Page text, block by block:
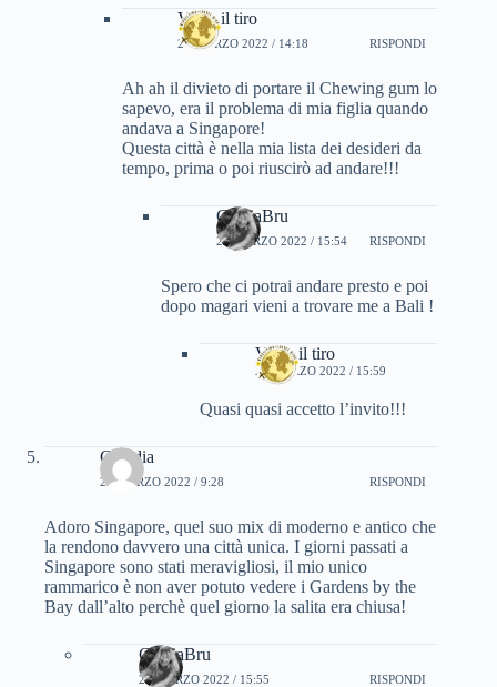
Vi do il tiro
23 MARZO 2022 / 14:18 RISPONDI
Ah ah il divieto di portare il Chewing gum lo
sapevo, era il problema di mia figlia quando
andava a Singapore!
Questa città è nella mia lista dei desideri da
tempo, prima o poi riuscirò ad andare!!!
CinziaBru
23 MARZO 2022 / 15:54 RISPONDI
Spero che ci potrai andare presto e poi
dopo magari vieni a trovare me a Bali !
Vi do il tiro
23 MARZO 2022 / 15:59
Quasi quasi accetto l’invito!!!
Claudia
23 MARZO 2022 / 9:28 RISPONDI
Adoro Singapore, quel suo mix di moderno e antico che
la rendono davvero una città unica. I giorni passati a
Singapore sono stati meravigliosi, il mio unico
rammarico è non aver potuto vedere i Gardens by the
Bay dall’alto perchè quel giorno la salita era chiusa!
CinziaBru
23 MARZO 2022 / 15:55 RISPONDI